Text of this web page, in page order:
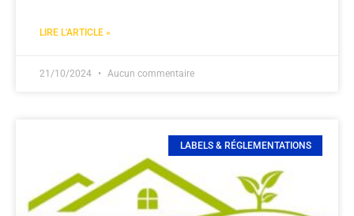
LIRE L'ARTICLE »
21/10/2024 Aucun commentaire
LABELS & RÉGLEMENTATIONS